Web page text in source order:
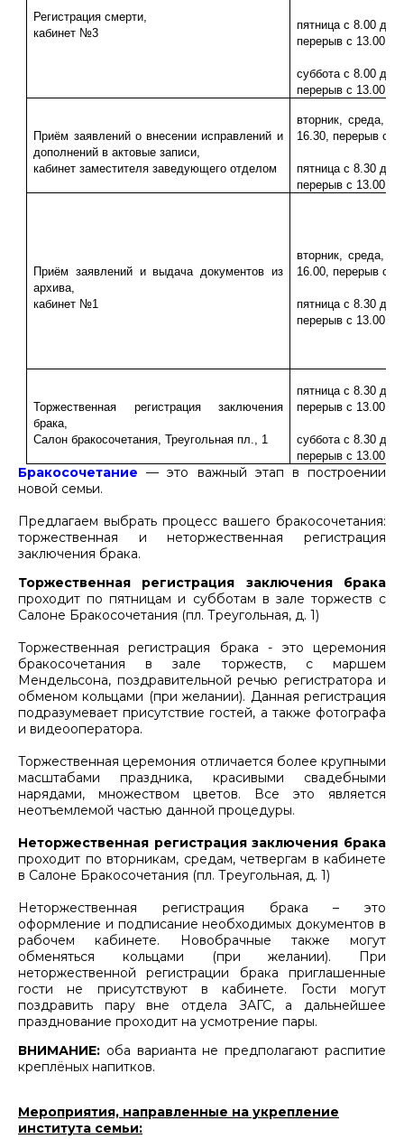
Регистрация смерти,
кабинет №3
пятница с 8.00 до
перерыв с 13.00
суббота с 8.00 до
перерыв с 13.00
Приём заявлений о внесении исправлений и
дополнений в актовые записи,
кабинет заместителя заведующего отделом
вторник, среда,
16.30, перерыв с
пятница с 8.30 до
перерыв с 13.00
Приём заявлений и выдача документов из
архива,
кабинет №1
вторник, среда,
16.00, перерыв с
пятница с 8.30 до
перерыв с 13.00
Торжественная регистрация заключения
брака,
Салон бракосочетания, Треугольная пл., 1
пятница с 8.30 до
перерыв с 13.00
суббота с 8.30 до
перерыв с 13.00
Бракосочетание— это важный этап в построении
новой семьи.
Предлагаем выбрать процесс вашего бракосочетания:
торжественная и неторжественная регистрация
заключения брака.
Торжественная регистрация заключения брака
проходит по пятницам и субботам в зале торжеств с
Салоне Бракосочетания (пл. Треугольная, д. 1)
Торжественная регистрация брака - это церемония
бракосочетания в зале торжеств, с маршем
Мендельсона, поздравительной речью регистратора и
обменом кольцами (при желании). Данная регистрация
подразумевает присутствие гостей, а также фотографа
и видеооператора.
Торжественная церемония отличается более крупными
масштабами праздника, красивыми свадебными
нарядами, множеством цветов. Все это является
неотъемлемой частью данной процедуры.
Неторжественная регистрация заключения брака
проходит по вторникам, средам, четвергам в кабинете
в Салоне Бракосочетания (пл. Треугольная, д. 1)
Неторжественная регистрация брака – это
оформление и подписание необходимых документов в
рабочем кабинете. Новобрачные также могут
обменяться кольцами (при желании). При
неторжественной регистрации брака приглашенные
гости не присутствуют в кабинете. Гости могут
поздравить пару вне отдела ЗАГС, а дальнейшее
празднование проходит на усмотрение пары.
ВНИМАНИЕ: оба варианта не предполагают распитие
креплёных напитков.
Мероприятия, направленные на укрепление
института семьи: